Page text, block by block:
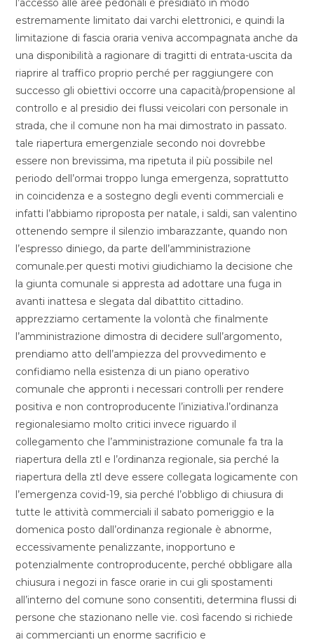
l’accesso alle aree pedonali è presidiato in modo
estremamente limitato dai varchi elettronici, e quindi la
limitazione di fascia oraria veniva accompagnata anche da
una disponibilità a ragionare di tragitti di entrata-uscita da
riaprire al traffico proprio perché per raggiungere con
successo gli obiettivi occorre una capacità/propensione al
controllo e al presidio dei flussi veicolari con personale in
strada, che il comune non ha mai dimostrato in passato.
tale riapertura emergenziale secondo noi dovrebbe
essere non brevissima, ma ripetuta il più possibile nel
periodo dell’ormai troppo lunga emergenza, soprattutto
in coincidenza e a sostegno degli eventi commerciali e
infatti l’abbiamo riproposta per natale, i saldi, san valentino
ottenendo sempre il silenzio imbarazzante, quando non
l’espresso diniego, da parte dell’amministrazione
comunale.per questi motivi giudichiamo la decisione che
la giunta comunale si appresta ad adottare una fuga in
avanti inattesa e slegata dal dibattito cittadino.
apprezziamo certamente la volontà che finalmente
l’amministrazione dimostra di decidere sull’argomento,
prendiamo atto dell’ampiezza del provvedimento e
confidiamo nella esistenza di un piano operativo
comunale che appronti i necessari controlli per rendere
positiva e non controproducente l’iniziativa.l’ordinanza
regionalesiamo molto critici invece riguardo il
collegamento che l’amministrazione comunale fa tra la
riapertura della ztl e l’ordinanza regionale, sia perché la
riapertura della ztl deve essere collegata logicamente con
l’emergenza covid-19, sia perché l’obbligo di chiusura di
tutte le attività commerciali il sabato pomeriggio e la
domenica posto dall’ordinanza regionale è abnorme,
eccessivamente penalizzante, inopportuno e
potenzialmente controproducente, perché obbligare alla
chiusura i negozi in fasce orarie in cui gli spostamenti
all’interno del comune sono consentiti, determina flussi di
persone che stazionano nelle vie. così facendo si richiede
ai commercianti un enorme sacrificio e